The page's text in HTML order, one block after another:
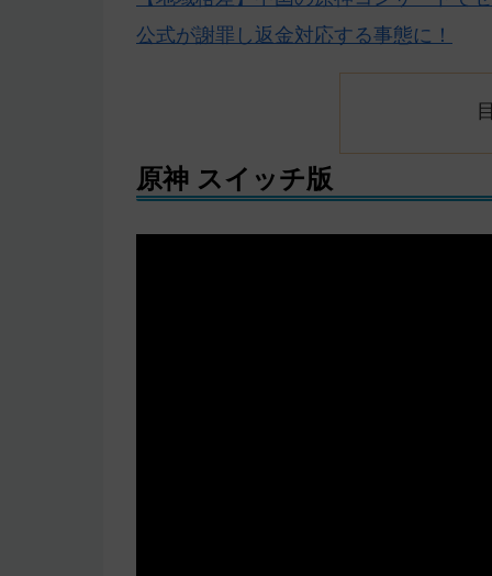
公式が謝罪し返金対応する事態に！
原神 スイッチ版